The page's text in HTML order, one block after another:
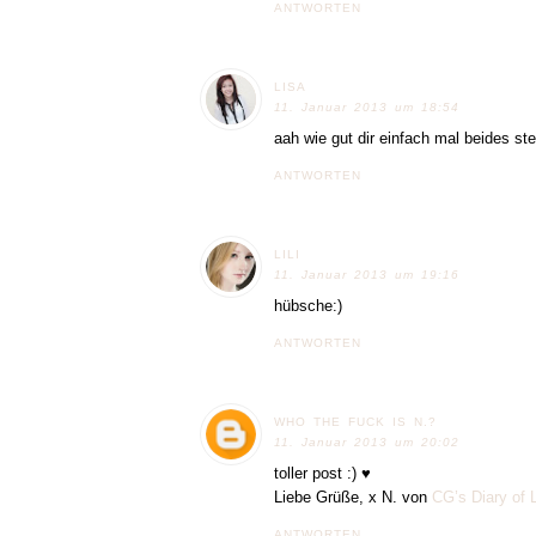
ANTWORTEN
LISA
11. Januar 2013 um 18:54
aah wie gut dir einfach mal beides
ANTWORTEN
LILI
11. Januar 2013 um 19:16
hübsche:)
ANTWORTEN
WHO THE FUCK IS N.?
11. Januar 2013 um 20:02
toller post :) ♥
Liebe Grüße, x N. von CG’s Diary of